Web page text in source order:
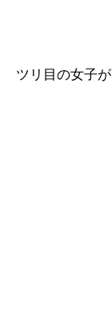
ツリ目の女子